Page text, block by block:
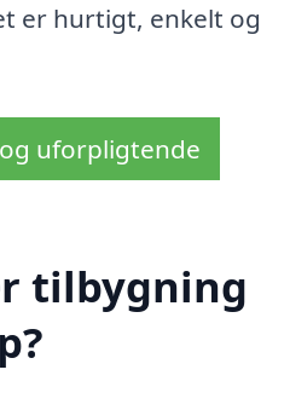
er hurtigt, enkelt og
uforpligtende
tilbygning